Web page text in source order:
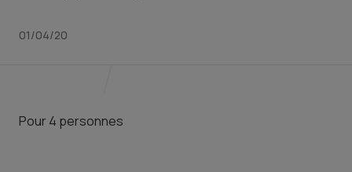
01/04/20
Pour 4 personnes